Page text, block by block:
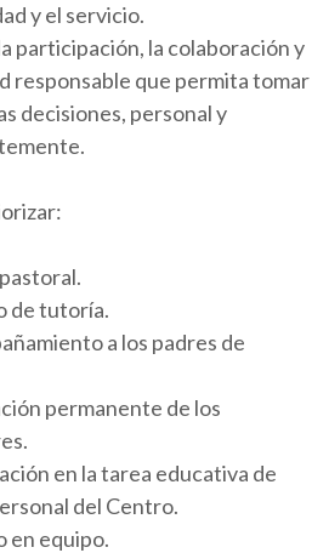
y el servicio.
participación, la colaboración y
responsable que permita tomar
decisiones, personal y
de tutoría.
a los padres de
permanente de los
en la tarea educativa de
del Centro.
en equipo.